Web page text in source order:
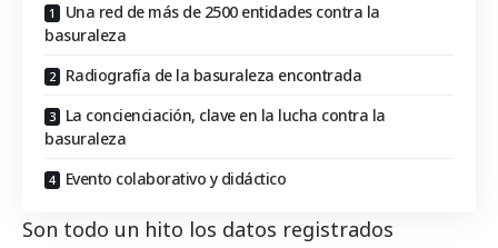
Una red de más de 2500 entidades contra la
basuraleza
Radiografía de la basuraleza encontrada
La concienciación, clave en la lucha contra la
basuraleza
Evento colaborativo y didáctico
Son todo un hito los datos registrados